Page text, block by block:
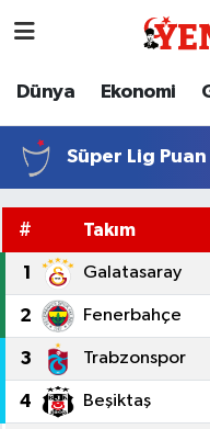
Dünya Ekonomi
Süper Lig
# Takım
1 Galatasaray
2 Fenerbahçe
3 Trabzonspor
4 Beşiktaş
Dünya
Gündem
İzmir
Sağlık
Siyaset
Magazin
İzmir Nöbetçi
İzmir Namaz
İzmir Trafik
Süper Lig Puan
Tüm Manşetler
Son Dakika